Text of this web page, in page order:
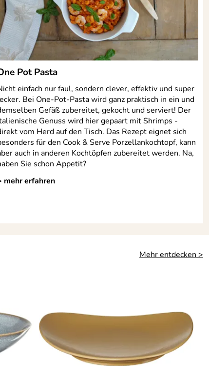
Pot Pasta
einfach nur faul, sondern clever, effektiv und super
Bei One-Pot-Pasta wird ganz praktisch in ein und
Gefäß zubereitet, gekocht und serviert! Der
Genuss wird hier gepaart mit Shrimps -
vom Herd auf den Tisch. Das Rezept eignet sich
für den Cook & Serve Porzellankochtopf, kann
auch in anderen Kochtöpfen zubereitet werden. Na,
Sie schon Appetit?
mehr erfahren
Mehr entdecken >